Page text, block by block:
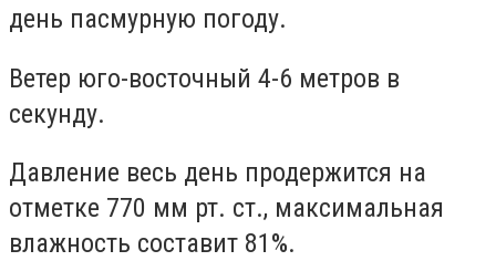
день пасмурную погоду.
Ветер юго-восточный 4-6 метров в
секунду.
Давление весь день продержится на
отметке 770 мм рт. ст., максимальная
влажность составит 81%.